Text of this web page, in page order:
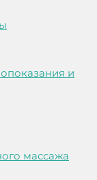
и
массажа